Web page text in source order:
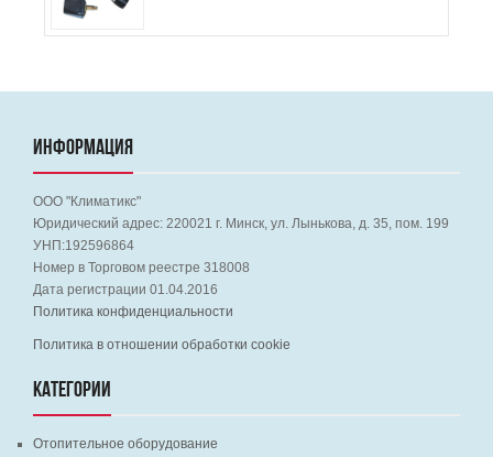
ИНФОРМАЦИЯ
ООО "Климатикс"
Юридический адрес: 220021 г. Минск, ул. Лынькова, д. 35, пом. 199
УНП:192596864
Номер в Торговом реестре 318008
Дата регистрации 01.04.2016
Политика конфиденциальности
Политика в отношении обработки cookie
КАТЕГОРИИ
Отопительное оборудование